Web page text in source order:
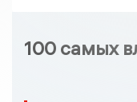
100 самых